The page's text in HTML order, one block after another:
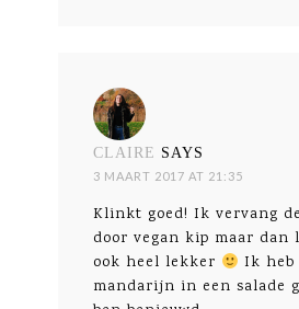
CLAIRE SAYS
3 MAART 2017 AT 21:35
Klinkt goed! Ik vervang
door vegan kip maar
ook heel lekker
Ik heb
mandarijn in een salade